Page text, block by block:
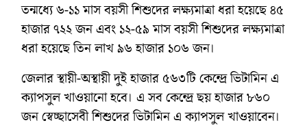
তন্মধ্যে ৬-১১ মাস বয়সী শিশুদের লক্ষ্যমাত্রা ধরা হয়েছে ৪৫
হাজার ৭২২ জন এবং ১২-৫৯ মাস বয়সী শিশুদের লক্ষ্যমাত্রা
ধরা হয়েছে তিন লাখ ৯৬ হাজার ১০৬ জন।
জেলার স্থায়ী-অস্থায়ী দুই হাজার ৫৬৩টি কেন্দ্রে ভিটামিন এ
ক্যাপসুল খাওয়ানো হবে। এ সব কেন্দ্রে ছয় হাজার ৮৬০
জন স্বেচ্ছাসেবী শিশুদের ভিটামিন এ ক্যাপসুল খাওয়াবেন।